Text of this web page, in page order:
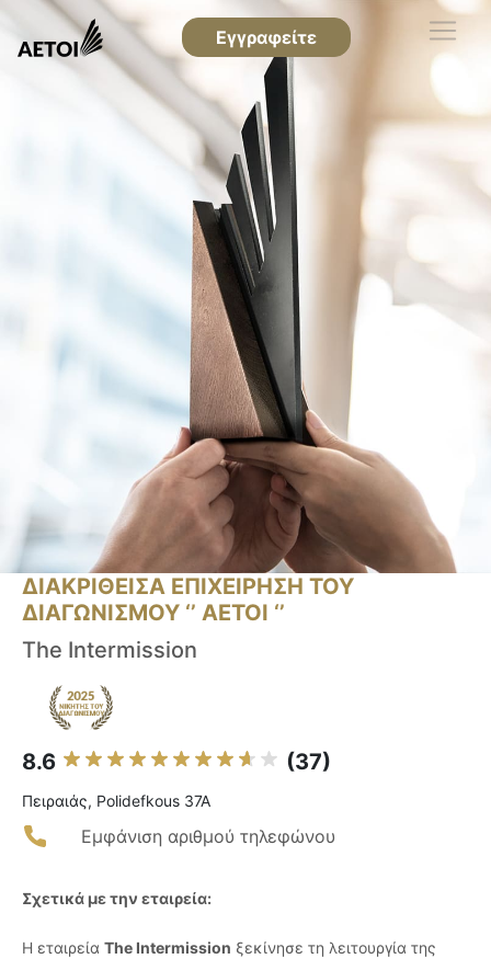
Εγγραφείτε
ΔΙΑΚΡΙΘΕΙΣΑ ΕΠΙΧΕΙΡΗΣΗ ΤΟΥ
ΔΙΑΓΩΝΙΣΜΟΥ ‘’ ΑΕΤΟΙ ‘’
The Intermission
8.6 (37)
Πειραιάς, Polidefkous 37A
Εμφάνιση αριθμού τηλεφώνου
Σχετικά με την εταιρεία:
Η εταιρεία The Intermission ξεκίνησε τη λειτουργία της